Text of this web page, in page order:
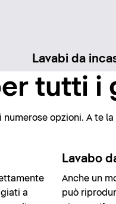
Lavabi da
tutti i
opzioni. A te
a
Lavabo
Anche un
può